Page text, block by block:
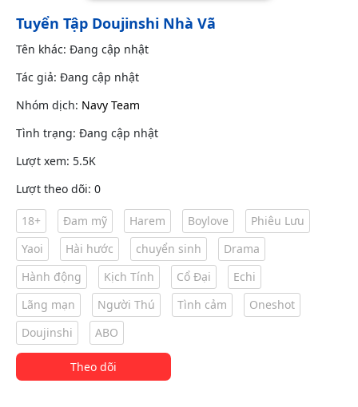
Tuyển Tập Doujinshi Nhà Vã
Tên khác: Đang cập nhật
Tác giả: Đang cập nhật
Nhóm dịch: Navy Team
Tình trạng: Đang cập nhật
Lượt xem: 5.5K
Lượt theo dõi: 0
18+ Đam mỹ Harem Boylove
Phiêu Lưu
Yaoi
Hài hước chuyển sinh
Drama
Hành động
Kịch Tính Cổ Đại
Echi
Lãng mạn
Người Thú Tình cảm
Oneshot
Doujinshi
ABO
Theo dõi